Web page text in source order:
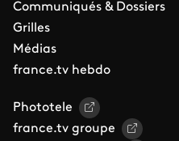
Communiqués & Dossiers
Grilles
Médias
france.tv hebdo
Phototele
france.tv groupe